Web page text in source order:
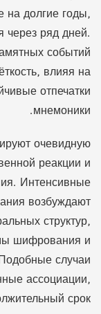
на долгие годы,
через ряд дней.
событий
влияя на
отпечатки
мнемоники.
очевидную
реакции и
Интенсивные
возбуждают
структур,
шифрования и
случаи
ассоциации,
срок.